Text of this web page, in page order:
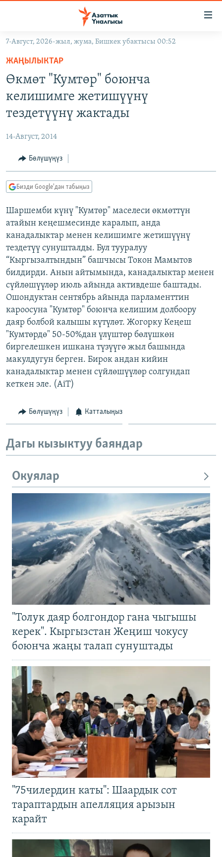
Навигацияга
өтүңүз
Издөөгө
салыңыз
КЫРГЫЗСТАН
МАДАНИЯТ
ТВ ПРОГРАММАЛАР
БҮГҮН АЗАТТЫКТА
ДАНИСТЕ
АЗАТТЫК+
ЫҢГАЙСЫЗ СУРООЛОР
ПОДКАСТ
ЭЕ/АРнун бардык сайттары
7-Август, 2026-жыл, жума, Бишкек убактысы 00:52
ЖАҢЫЛЫКТАР
Өкмөт "Кумтөр" боюнча
келишимге жетишүүнү
тездетүүнү жактады
14-Август, 2014
Бөлүшүңүз
Бизди Google'дан табыңыз
Шаршемби күнү "Кумтөр" маселеси өкмөттүн
атайын кеңешмесинде каралып, анда
канадалыктар менен келишимге жетишүүнү
тездетүү сунушталды. Бул тууралуу
“Кыргызалтындын” башчысы Токон Мамытов
билдирди. Анын айтымында, канадалыктар менен
сүйлөшүүлөр июль айында активдеше баштады.
Ошондуктан сентябрь айында парламенттин
кароосуна "Кумтөр" боюнча келишим долбоору
даяр болбой калышы күтүлөт. Жогорку Кеңеш
"Кумтөрдө" 50-50%дан үлүштөр бөлүшкөн
биргелешкен ишкана түзүүгө жыл башында
макулдугун берген. Бирок андан кийин
канадалыктар менен сүйлөшүүлөр солгундап
кеткен эле. (AiT)
Бөлүшүңүз Катталыңыз
Дагы кызыктуу баяндар
Окуялар
"Толук даяр болгондор гана чыгышы
керек". Кыргызстан Жеңиш чокусу
боюнча жаңы талап сунуштады
"75чилердин каты": Шаардык сот
тараптардын апелляция арызын
карайт